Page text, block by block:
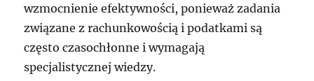
wzmocnienie efektywności, ponieważ zadania
związane z rachunkowością i podatkami są
często czasochłonne i wymagają
specjalistycznej wiedzy.